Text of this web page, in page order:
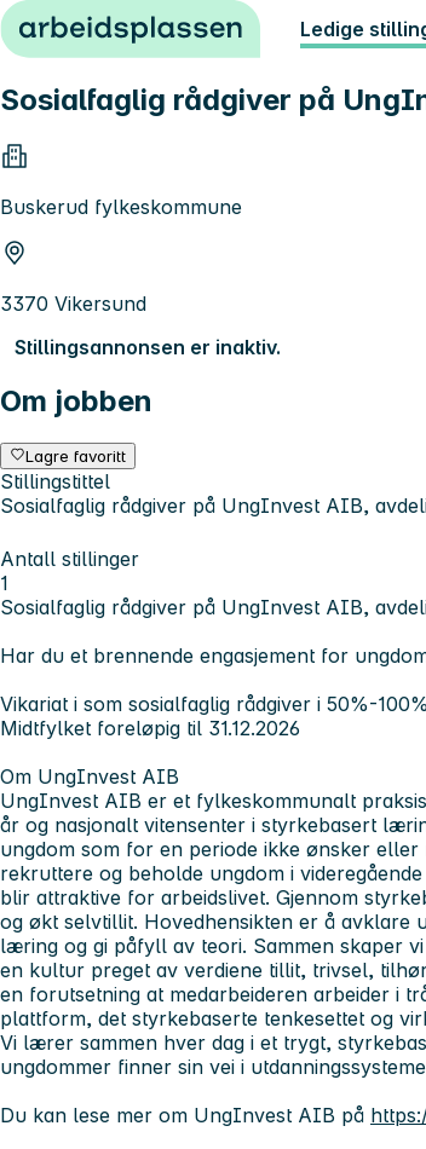
Hopp til innhold Ledige
Sosialfaglig rådgiver på
Buskerud fylkeskommune
3370 Vikersund
Stillingsannonsen er inaktiv.
Om jobben
Lagre favoritt
Stillingstittel
Sosialfaglig rådgiver på UngInvest AIB,
Antall stillinger
1
Sosialfaglig rådgiver på UngInvest AIB,
Har du et brennende engasjement for
Vikariat i som sosialfaglig rådgiver i 50%-
Midtfylket foreløpig til 31.12.2026
Om UngInvest AIB
UngInvest AIB er et fylkeskommunalt
år og nasjonalt vitensenter i styrkebasert
ungdom som for en periode ikke ønsker
rekruttere og beholde ungdom i
blir attraktive for arbeidslivet. Gjennom
og økt selvtillit. Hovedhensikten er å avklare
læring og gi påfyll av teori. Sammen skaper
en kultur preget av verdiene tillit, trivsel,
en forutsetning at medarbeideren arbeider i
plattform, det styrkebaserte tenkesettet og
Vi lærer sammen hver dag i et trygt,
ungdommer finner sin vei i
Du kan lese mer om UngInvest AIB på